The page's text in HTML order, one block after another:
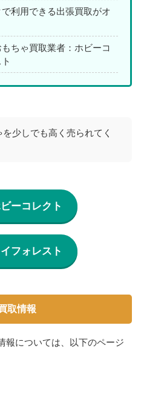
利用できる出張買取がオ
ちゃ買取業者：ホビーコ
少しでも高く売られてく
ーコレクト
フォレスト
取情報
報については、以下のページ